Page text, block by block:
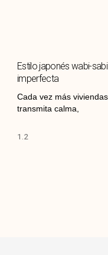
Estilo japonés wabi-
imperfecta
Cada vez más
transmita calma,